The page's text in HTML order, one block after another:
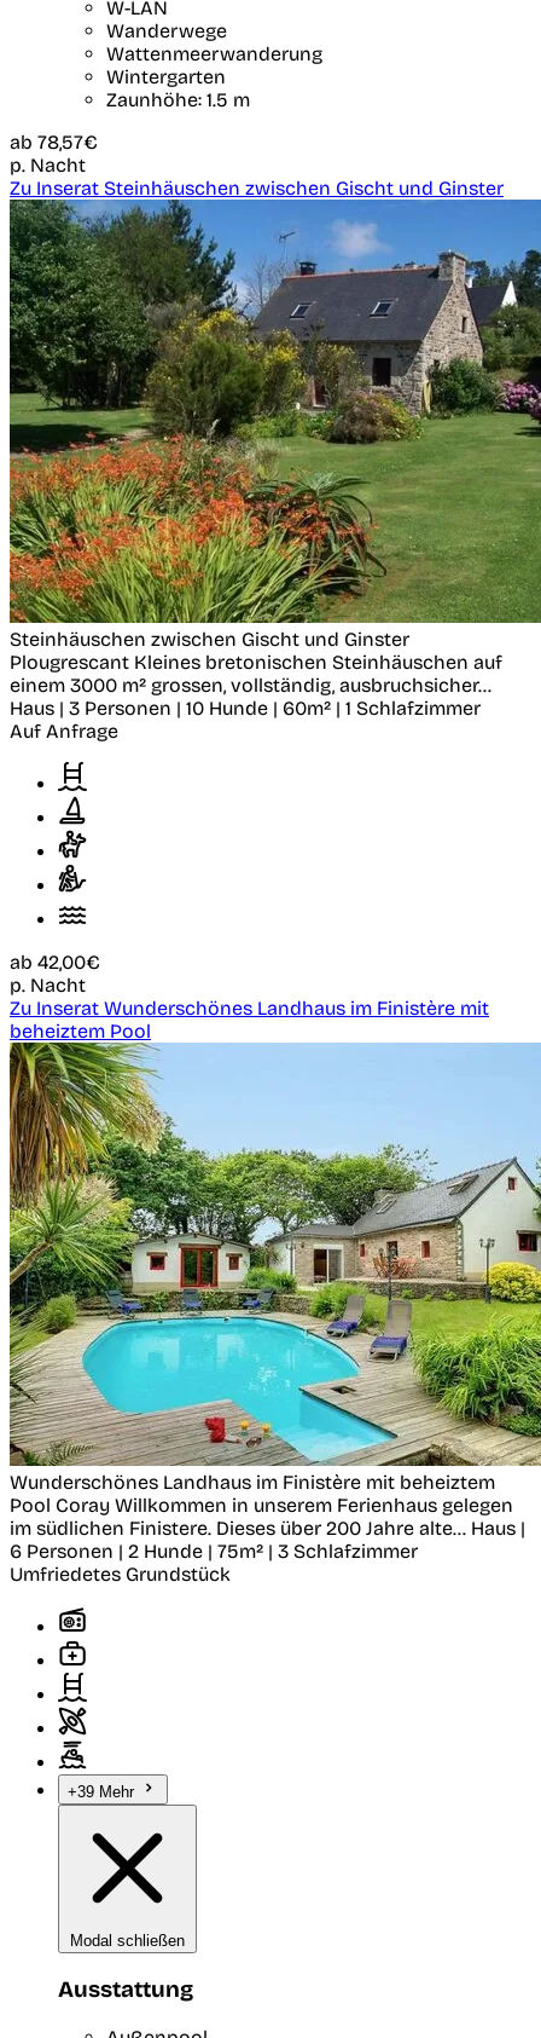
W-LAN
Wanderwege
Wattenmeerwanderung
Wintergarten
Zaunhöhe: 1.5 m
ab 78,57€
p. Nacht
Zu Inserat Steinhäuschen zwischen Gischt und Ginster
Steinhäuschen zwischen Gischt und Ginster
Plougrescant Kleines bretonischen Steinhäuschen auf
einem 3000 m² grossen, vollständig, ausbruchsicher...
Haus | 3 Personen | 10 Hunde | 60m² | 1 Schlafzimmer
Auf Anfrage
ab 42,00€
p. Nacht
Zu Inserat Wunderschönes Landhaus im Finistère mit
beheiztem Pool
Wunderschönes Landhaus im Finistère mit beheiztem
Pool Coray Willkommen in unserem Ferienhaus gelegen
im südlichen Finistere. Dieses über 200 Jahre alte... Haus |
6 Personen | 2 Hunde | 75m² | 3 Schlafzimmer
Umfriedetes Grundstück
+39 Mehr
Modal schließen
Ausstattung